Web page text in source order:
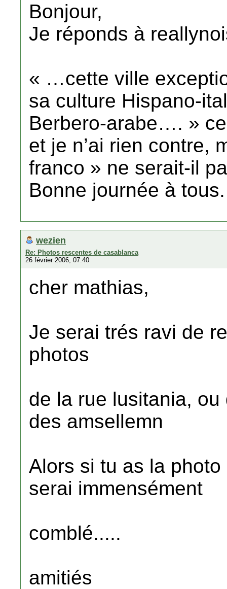
Bonjour,
Je réponds à
« …cette ville
sa culture Hispano-
Berbero-arabe…. »
et je n’ai rien contre,
franco » ne serait-il
Bonne journée à tous.
wezien
Re: Photos rescentes de casablanca
26 février 2006, 07:40
cher mathias,
Je serai trés ravi de
photos
de la rue lusitania,
des amsellemn
Alors si tu as la
serai immensément
comblé.....
amitiés